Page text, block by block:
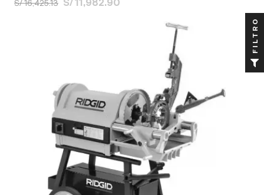
S/ 16,425.13
FILTRO